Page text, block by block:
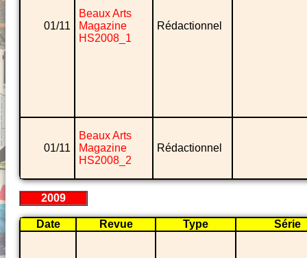
01/11
Beaux Arts
Magazine
HS2008_1
Rédactionnel
01/11
Beaux Arts
Magazine
HS2008_2
Rédactionnel
2009
Date Revue Type Série